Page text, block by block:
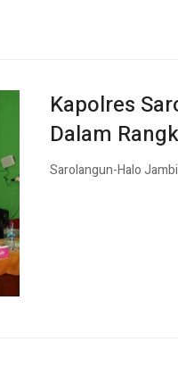
Kapolres
Dalam
Sarolangun-Halo